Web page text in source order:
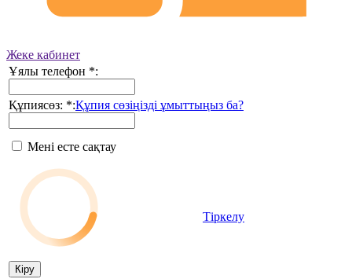
Жеке кабинет
Ұялы телефон *:
Құпиясөз: *:Құпия сөзіңізді ұмыттыңыз ба?
Мені есте сақтау
Тіркелу